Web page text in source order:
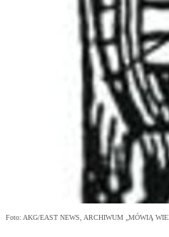
Foto: AKG/EAST NEWS, ARCHIWUM „MÓWIĄ